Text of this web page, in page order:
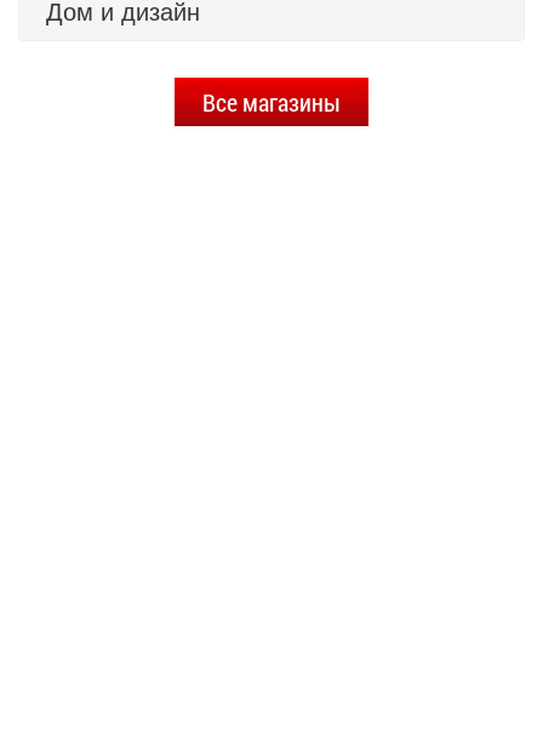
Дом и дизайн
Все магазины